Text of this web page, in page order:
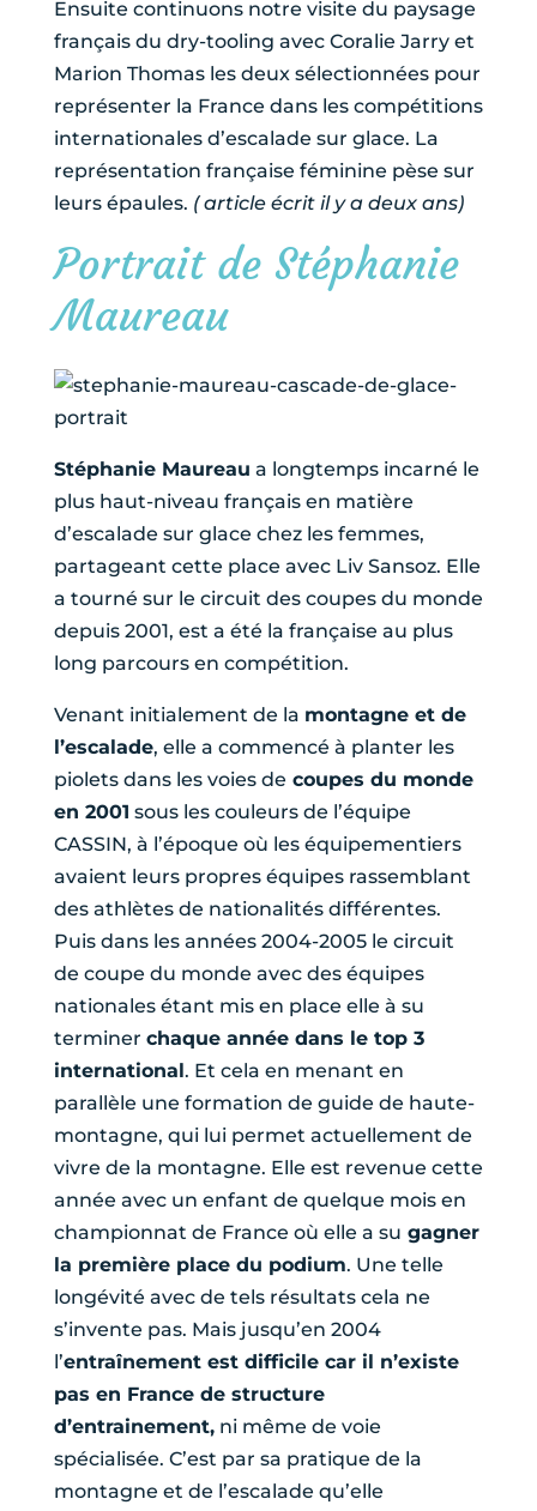
Ensuite continuons notre visite du paysage
français du dry-tooling avec Coralie Jarry et
Marion Thomas les deux sélectionnées pour
représenter la France dans les compétitions
internationales d’escalade sur glace. La
représentation française féminine pèse sur
leurs épaules. ( article écrit il y a deux ans)
Portrait de Stéphanie
Maureau
Stéphanie Maureau a longtemps incarné le
plus haut-niveau français en matière
d’escalade sur glace chez les femmes,
partageant cette place avec Liv Sansoz. Elle
a tourné sur le circuit des coupes du monde
depuis 2001, est a été la française au plus
long parcours en compétition.
Venant initialement de la montagne et de
l’escalade, elle a commencé à planter les
piolets dans les voies de coupes du monde
en 2001 sous les couleurs de l’équipe
CASSIN, à l’époque où les équipementiers
avaient leurs propres équipes rassemblant
des athlètes de nationalités différentes.
Puis dans les années 2004-2005 le circuit
de coupe du monde avec des équipes
nationales étant mis en place elle à su
terminer chaque année dans le top 3
international. Et cela en menant en
parallèle une formation de guide de haute-
montagne, qui lui permet actuellement de
vivre de la montagne. Elle est revenue cette
année avec un enfant de quelque mois en
championnat de France où elle a su gagner
la première place du podium. Une telle
longévité avec de tels résultats cela ne
s’invente pas. Mais jusqu’en 2004
l’entraînement est difficile car il n’existe
pas en France de structure
d’entrainement,ni même de voie
spécialisée. C’est par sa pratique de la
montagne et de l’escalade qu’elle